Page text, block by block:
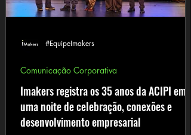
Imakers registra os 35 anos da ACIPI em
uma noite de celebração, conexões e
desenvolvimento empresarial
Comunicação Corporativa
#EquipeImakers